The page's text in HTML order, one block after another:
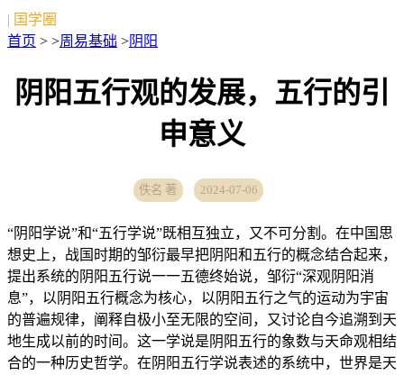
| 国学圈
首页 > >周易基础 >阴阳
阴阳五行观的发展，五行的引
申意义
佚名 著 2024-07-06
“阴阳学说”和“五行学说”既相互独立，又不可分割。在中国思
想史上，战国时期的邹衍最早把阴阳和五行的概念结合起来，
提出系统的阴阳五行说一一五德终始说，邹衍“深观阴阳消
息”，以阴阳五行概念为核心，以阴阳五行之气的运动为宇宙
的普遍规律，阐释自极小至无限的空间，又讨论自今追溯到天
地生成以前的时间。这一学说是阴阳五行的象数与天命观相结
合的一种历史哲学。在阴阳五行学说表述的系统中，世界是天